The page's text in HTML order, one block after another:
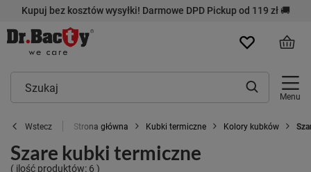
Kupuj bez kosztów wysyłki! Darmowe DPD Pickup od 119 zł 🚚
Menu
Wstecz Strona główna Kubki termiczne Kolory kubków
Szare kubki termiczne
( ilość produktów: 6 )